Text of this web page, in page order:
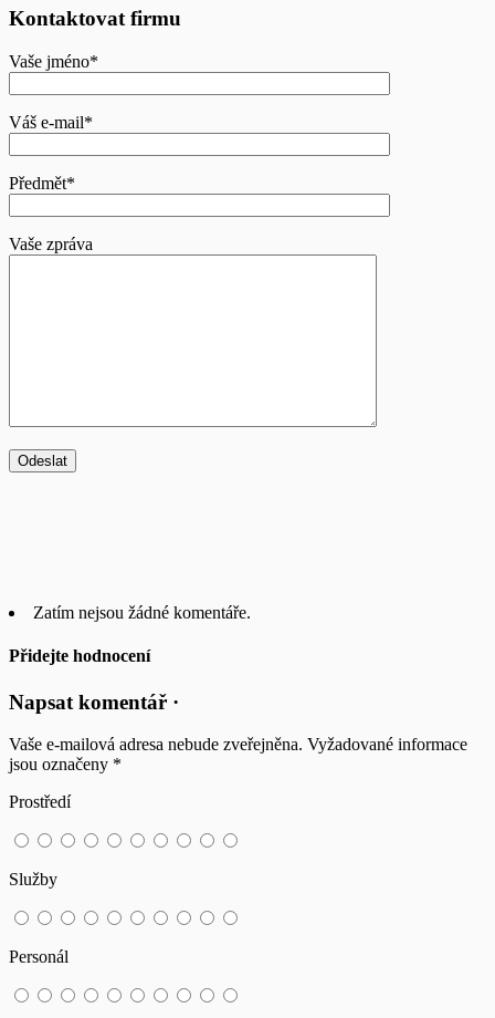
Kontaktovat firmu
Vaše jméno*
Váš e-mail*
Předmět*
Vaše zpráva
Zatím nejsou žádné komentáře.
Přidejte hodnocení
Napsat komentář ·
Vaše e-mailová adresa nebude zveřejněna. Vyžadované informace
jsou označeny *
Prostředí
Služby
Personál